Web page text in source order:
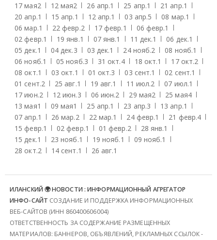
17 мая2 12 мая2 26 апр.1 25 апр.1 21 апр.1
20 апр.1 15 апр.1 12 апр.1 03 апр.5 08 мар.1
06 мар.1 22 февр.2 17 февр.1 06 февр.1
02 февр.1 19 янв.1 07 янв.1 11 дек.1 06 дек.1
05 дек.1 04 дек.3 03 дек.1 24 нояб.2 08 нояб.1
06 нояб.1 05 нояб.3 31 окт.4 18 окт.1 17 окт.2
08 окт.1 03 окт.1 01 окт.3 03 сент.1 02 сент.1
01 сент.2 25 авг.1 19 авг.1 11 июл.2 07 июл.1
17 июн.2 12 июн.3 06 июн.2 29 мая2 25 мая4
13 мая1 09 мая1 25 апр.1 23 апр.3 13 апр.1
07 апр.1 26 мар.2 22 мар.1 24 февр.1 21 февр.4
15 февр.1 02 февр.1 01 февр.2 28 янв.1
15 дек.1 23 нояб.1 19 нояб.1 09 нояб.1
28 окт.2 14 сент.1 26 авг.1
ИЛАНСКИЙ 🌍 НОВОСТИ : ИНФОРМАЦИОННЫЙ АГРЕГАТОР
ИНФО-САЙТ СОЗДАНИЕ И ПОДДЕРЖКА ИНФОРМАЦИОННЫХ
ВЕБ-САЙТОВ (ИНН 860400606004)
ОТВЕТСТВЕННОСТЬ ЗА СОДЕРЖАНИЕ РАЗМЕЩЕННЫХ
МАТЕРИАЛОВ: БАННЕРОВ, ОБЪЯВЛЕНИЙ, РЕКЛАМНЫХ ССЫЛОК -